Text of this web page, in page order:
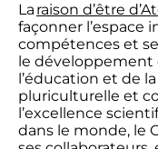
La raison d’être
façonner l’espace
compétences et
le développement
l’éducation et de
pluriculturelle et
l’excellence
dans le monde, le